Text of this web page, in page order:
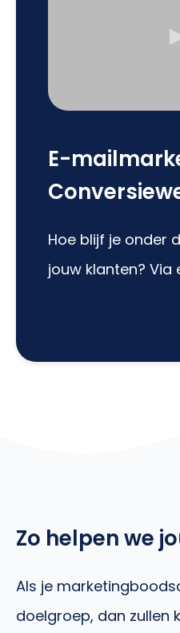
E-
Hoe blijf je onder
jouw klanten?
Zo helpen we
Als je
doelgroep, dan zullen